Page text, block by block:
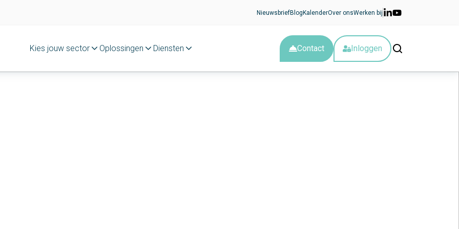
NieuwsbriefBlog KalenderOver onsWerken bij
Kies jouw sector Oplossingen Diensten Contact Inloggen